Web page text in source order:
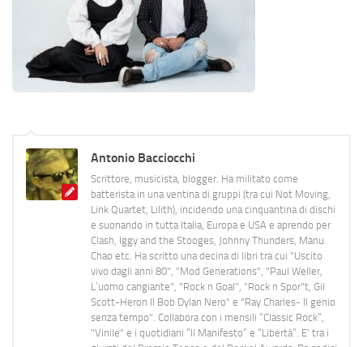
Antonio Bacciocchi
Scrittore, musicista, blogger. Ha militato come
batterista in una ventina di gruppi (tra cui Not Moving,
Link Quartet, Lilith), incidendo una cinquantina di dischi
e suonando in tutta Italia, Europa e USA e aprendo per
Clash, Iggy and the Stooges, Johnny Thunders, Manu
Chao etc. Ha scritto una decina di libri tra cui "Uscito
vivo dagli anni 80", "Mod Generations", "Paul Weller,
L’uomo cangiante", "Rock n Goal", "Rock n Spor"t, Gil
Scott-Heron Il Bob Dylan Nero" e "Ray Charles- Il genio
senza tempo". Collabora con i mensili “Classic Rock”,
"Vinile" e i quotidiani “Il Manifesto” e “Libertà”. E' tra i